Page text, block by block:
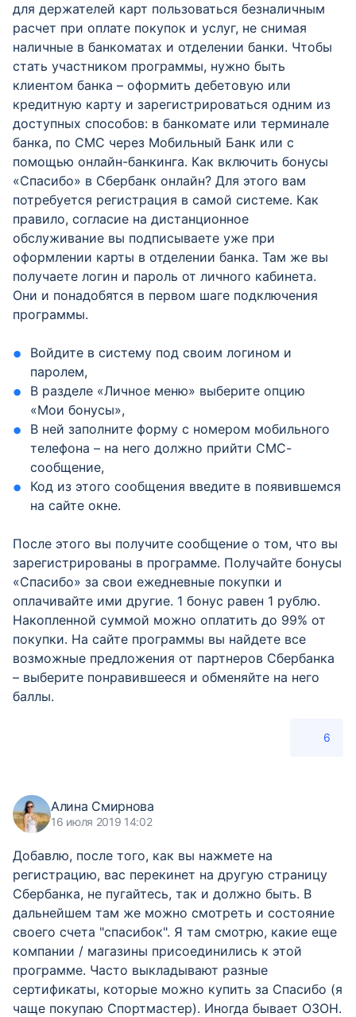
для держателей карт пользоваться безналичным
расчет при оплате покупок и услуг, не снимая
наличные в банкоматах и отделении банки. Чтобы
стать участником программы, нужно быть
клиентом банка – оформить дебетовую или
кредитную карту и зарегистрироваться одним из
доступных способов: в банкомате или терминале
банка, по СМС через Мобильный Банк или с
помощью онлайн-банкинга. Как включить бонусы
«Спасибо» в Сбербанк онлайн? Для этого вам
потребуется регистрация в самой системе. Как
правило, согласие на дистанционное
обслуживание вы подписываете уже при
оформлении карты в отделении банка. Там же вы
получаете логин и пароль от личного кабинета.
Они и понадобятся в первом шаге подключения
программы.
Войдите в систему под своим логином и
паролем,
В разделе «Личное меню» выберите опцию
«Мои бонусы»,
В ней заполните форму с номером мобильного
телефона – на него должно прийти СМС-
сообщение,
Код из этого сообщения введите в появившемся
на сайте окне.
После этого вы получите сообщение о том, что вы
зарегистрированы в программе. Получайте бонусы
«Спасибо» за свои ежедневные покупки и
оплачивайте ими другие. 1 бонус равен 1 рублю.
Накопленной суммой можно оплатить до 99% от
покупки. На сайте программы вы найдете все
возможные предложения от партнеров Сбербанка
– выберите понравившееся и обменяйте на него
баллы.
6
Алина Смирнова
16 июля 2019 14:02
Добавлю, после того, как вы нажмете на
регистрацию, вас перекинет на другую страницу
Сбербанка, не пугайтесь, так и должно быть. В
дальнейшем там же можно смотреть и состояние
своего счета "спасибок". Я там смотрю, какие еще
компании / магазины присоединились к этой
программе. Часто выкладывают разные
сертификаты, которые можно купить за Спасибо (я
чаще покупаю Спортмастер). Иногда бывает ОЗОН.